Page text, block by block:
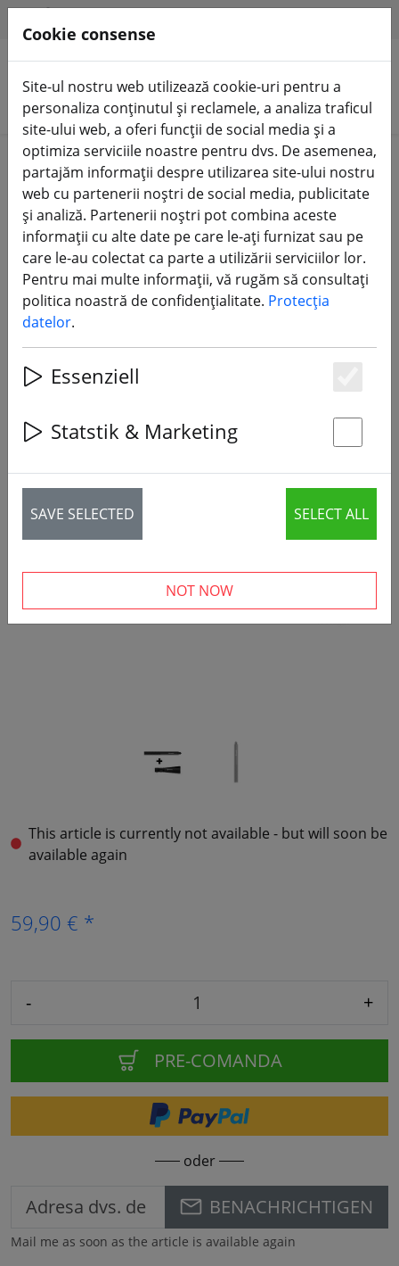
Căutare produse
Home Vânzare%
Insta360 One / One X - Selfie Stick +
Bullet Time Handle Trepied pliabil
‹ ›
This article is currently not available - but will soon be
available again
59,90 € *
- +
PRE-COMANDA
oder
BENACHRICHTIGEN
Mail me as soon as the article is available again
Cookie consense
Site-ul nostru web utilizează cookie-uri pentru a
personaliza conținutul și reclamele, a analiza traficul
site-ului web, a oferi funcții de social media și a
optimiza serviciile noastre pentru dvs. De asemenea,
partajăm informații despre utilizarea site-ului nostru
web cu partenerii noștri de social media, publicitate
și analiză. Partenerii noștri pot combina aceste
informații cu alte date pe care le-ați furnizat sau pe
care le-au colectat ca parte a utilizării serviciilor lor.
Pentru mai multe informații, vă rugăm să consultați
politica noastră de confidențialitate. Protecția
datelor.
Essenziell
Statstik & Marketing
SAVE SELECTED SELECT ALL
NOT NOW